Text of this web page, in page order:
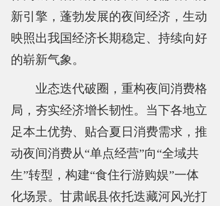
新引擎，蓬勃发展的夜间经济，生动
映照出我国经济长期稳定、持续向好
的崭新气象。
业态迭代破圈，重构夜间消费格
局，夯实经济增长韧性。当下各地立
足本土优势、贴合夏日消费需求，推
动夜间消费从“单点经营”向“全域共
生”转型，构建“食住行游购娱”一体
化场景。甘肃岷县依托迭藏河风光打